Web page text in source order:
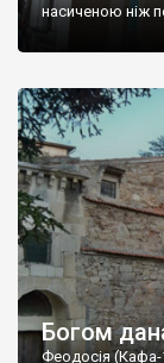
насиченою ніж
Богом
Феодосія (Кафа-